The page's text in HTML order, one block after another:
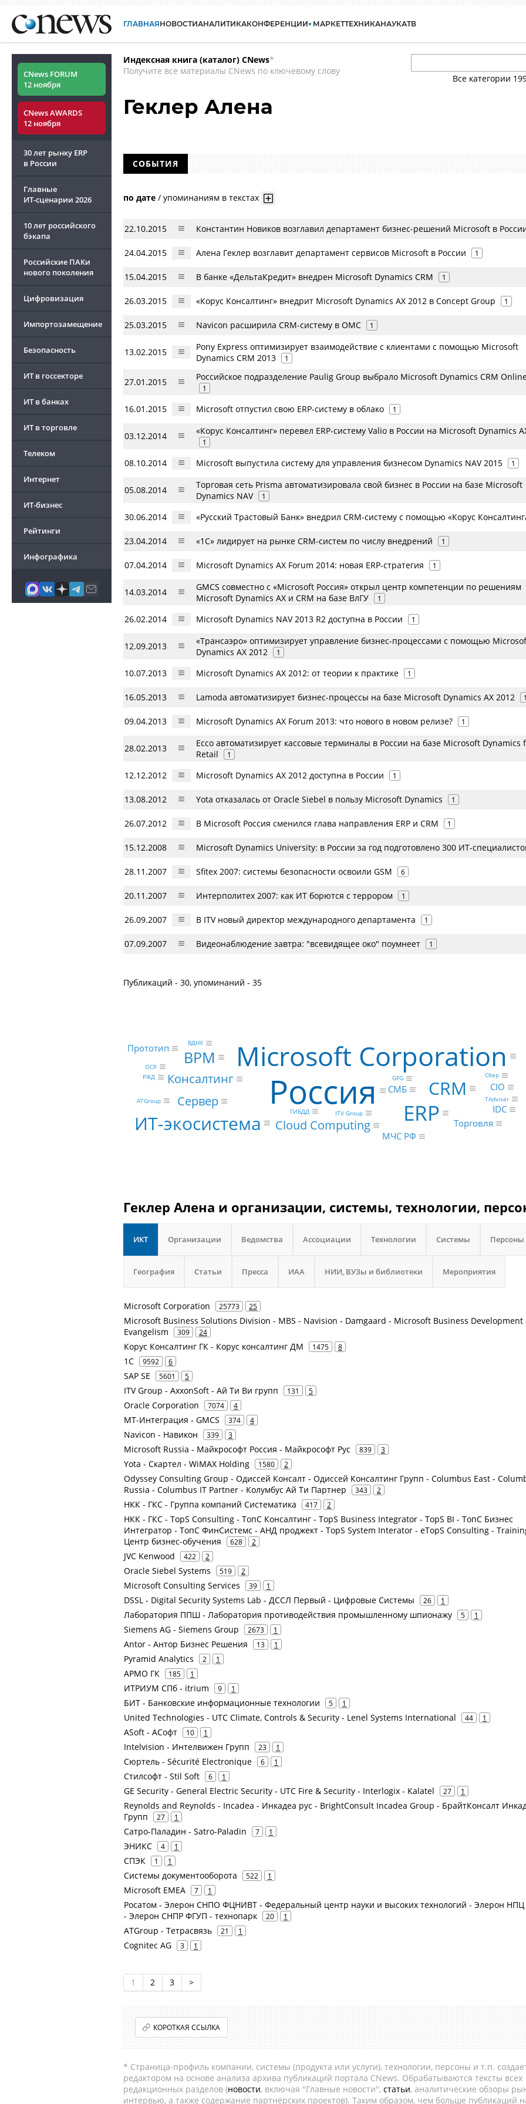
ГЛАВНАЯНОВОСТИАНАЛИТИКАКОНФЕРЕНЦИИ МАРКЕТТЕХНИКАНАУКАТВ
CNews FORUM
12 ноября
CNews AWARDS
12 ноября
30 лет рынку ERP
в России
Главные
ИТ-сценарии 2026
10 лет российского
бэкапа
Российские ПАКи
нового поколения
Цифровизация
Импортозамещение
Безопасность
ИТ в госсекторе
ИТ в банках
ИТ в торговле
Телеком
Интернет
ИТ-бизнес
Рейтинги
Инфографика
Индексная книга (каталог) CNews*
Получите все материалы CNews по ключевому слову
Все категории
Геклер Алена
СОБЫТИЯ
по дате / упоминаниям в текстах
22.10.2015 Константин Новиков возглавил департамент бизнес-решений Microsoft в
24.04.2015 Алена Геклер возглавит департамент сервисов Microsoft в России 1
15.04.2015 В банке «ДельтаКредит» внедрен Microsoft Dynamics CRM 1
26.03.2015 «Корус Консалтинг» внедрит Microsoft Dynamics AX 2012 в Concept Group 1
25.03.2015 Navicon расширила CRM-систему в ОМС 1
13.02.2015
Pony Express оптимизирует взаимодействие с клиентами с помощью Microsoft
Dynamics CRM 2013
1
27.01.2015 Российское подразделение Paulig Group выбрало Microsoft Dynamics CRM
1
16.01.2015 Microsoft отпустил свою ERP-систему в облако 1
03.12.2014 «Корус Консалтинг» перевел ERP-систему Valio в России на Microsoft Dynamics
1
08.10.2014 Microsoft выпустила систему для управления бизнесом Dynamics NAV 2015 1
05.08.2014
Торговая сеть Prisma автоматизировала свой бизнес в России на базе Microsoft
Dynamics NAV
1
30.06.2014 «Русский Трастовый Банк» внедрил CRM-cистему с помощью «Корус
23.04.2014 «1С» лидирует на рынке CRM-систем по числу внедрений 1
07.04.2014 Microsoft Dynamics AX Forum 2014: новая ERP-стратегия 1
14.03.2014
GMCS совместно с «Microsoft Россия» открыл центр компетенции по решениям
Microsoft Dynamics AX и CRM на базе ВлГУ
1
26.02.2014 Microsoft Dynamics NAV 2013 R2 доступна в России 1
12.09.2013
«Трансаэро» оптимизирует управление бизнес-процессами с помощью
Dynamics AX 2012
1
10.07.2013 Microsoft Dynamics AX 2012: от теории к практике 1
16.05.2013 Lamoda автоматизирует бизнес-процессы на базе Microsoft Dynamics AX 2012
09.04.2013 Microsoft Dynamics AX Forum 2013: что нового в новом релизе? 1
28.02.2013
Ecco автоматизирует кассовые терминалы в России на базе Microsoft Dynamics
Retail
1
12.12.2012 Microsoft Dynamics AX 2012 доступна в России 1
13.08.2012 Yota отказалась от Oracle Siebel в пользу Microsoft Dynamics 1
26.07.2012 В Microsoft Россия сменился глава направления ERP и CRM 1
15.12.2008 Microsoft Dynamics University: в России за год подготовлено 300 ИТ-
28.11.2007 Sfitex 2007: системы безопасности освоили GSM 6
20.11.2007 Интерполитех 2007: как ИТ борются с террором 1
26.09.2007 В ITV новый директор международного департамента 1
07.09.2007 Видеонаблюдение завтра: "всевидящее око" поумнеет 1
Публикаций - 30, упоминаний - 35
Россия
Microsoft Corporation
ERP
CRM
ИТ-экосистема
BPM
Консалтинг
Сервер
Cloud Computing
Торговля
Прототип
СМБ
IDC
CIO
МЧС РФ
GFG
ГИБДД
OCP
ITV Group
TAdviser
ATGroup
РЖД Сбер
ВДНХ
Геклер Алена и организации, системы, технологии,
ИКТ Организации Ведомства Ассоциации Технологии Системы Персоны
География Статьи Пресса ИАА НИИ, ВУЗы и библиотеки Мероприятия
Microsoft Corporation 25773 25
Microsoft Business Solutions Division - MBS - Navision - Damgaard - Microsoft Business Development
Evangelism
309 24
Корус Консалтинг ГК - Корус консалтинг ДМ 1475 8
1С 9592 6
SAP SE 5601 5
ITV Group - AxxonSoft - Ай Ти Ви групп 131 5
Oracle Corporation 7074 4
МТ-Интеграция - GMCS 374 4
Navicon - Навикон 339 3
Microsoft Russia - Майкрософт Россия - Майкрософт Рус 839 3
Yota - Скартел - WiMAX Holding 1580 2
Odyssey Consulting Group - Одиссей Консалт - Одиссей Консалтинг Групп - Columbus East -
Russia - Columbus IT Partner - Колумбус Ай Ти Партнер
343 2
НКК - ГКС - Группа компаний Систематика 417 2
НКК - ГКС - TopS Consulting - ТопС Консалтинг - TopS Business Integrator - TopS BI - ТопС Бизнес
Интегратор - ТопС ФинСистемс - АНД проджект - TopS System Interator - eTopS Consulting -
Центр бизнес-обучения
628 2
JVC Kenwood 422 2
Oracle Siebel Systems 519 2
Microsoft Consulting Services 39 1
DSSL - Digital Security Systems Lab - ДССЛ Первый - Цифровые Системы 26 1
Лаборатория ППШ - Лаборатория противодействия промышленному шпионажу 5 1
Siemens AG - Siemens Group 2673 1
Antor - Антор Бизнес Решения 13 1
Pyramid Analytics 2 1
АРМО ГК 185 1
ИТРИУМ СПб - itrium 9 1
БИТ - Банковские информационные технологии 5 1
United Technologies - UTC Climate, Controls & Security - Lenel Systems International 44 1
ASoft - АСофт 10 1
Intelvision - Интелвижен Групп 23 1
Сюртель - Sécurité Electronique 6 1
Стилсофт - Stil Soft 6 1
GE Security - General Electric Security - UTC Fire & Security - Interlogix - Kalatel 27 1
Reynolds and Reynolds - Incadea - Инкадеа рус - BrightConsult Incadea Group - БрайтКонсалт
Групп
27 1
Сатро-Паладин - Satro-Paladin 7 1
ЭНИКС 4 1
СПЭК 1 1
Системы документооборота 522 1
Microsoft EMEA 7 1
Росатом - Элерон СНПО ФЦНИВТ - Федеральный центр науки и высоких технологий - Элерон
- Элерон СНПР ФГУП - технопарк
20 1
ATGroup - Тетрасвязь 21 1
Cognitec AG 3 1
1 2 3 >
КОРОТКАЯ ССЫЛКА
* Страница-профиль компании, системы (продукта или услуги), технологии, персоны и т.п.
редактором на основе анализа архива публикаций портала CNews. Обрабатываются тексты всех
редакционных разделов (новости, включая "Главные новости", статьи, аналитические обзоры
интервью, а также содержание партнёрских проектов). Таким образом, чем больше публикаций